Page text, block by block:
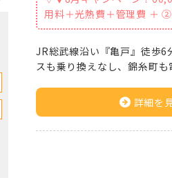
用料＋光熱費＋管理費 ＋
JR総武線沿い『亀戸』徒歩6
スも乗り換えなし、錦糸町
詳細を